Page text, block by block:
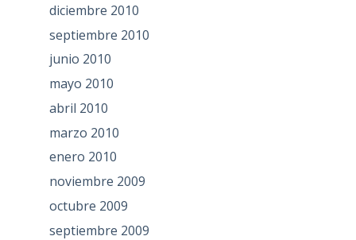
diciembre 2010
septiembre 2010
junio 2010
mayo 2010
abril 2010
marzo 2010
enero 2010
noviembre 2009
octubre 2009
septiembre 2009